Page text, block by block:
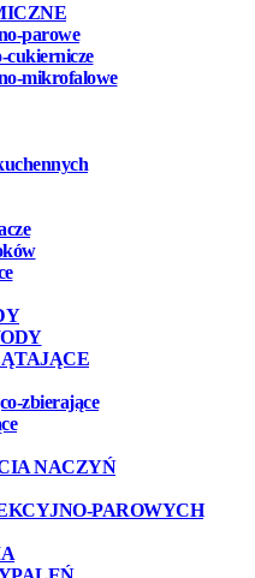
parowe
cukiernicze
mikrofalowe
zbierające
NACZYŃ
PAROWYCH